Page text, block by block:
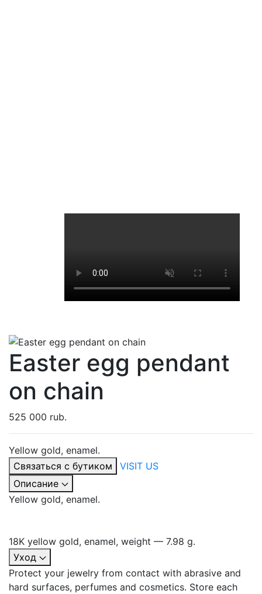
Easter egg pendant
on chain
525 000 rub.
Yellow gold, enamel.
Связаться с бутиком
VISIT US
Описание
Yellow gold, enamel.
18K yellow gold, enamel, weight — 7.98 g.
Уход
Protect your jewelry from contact with abrasive and
hard surfaces, perfumes and cosmetics. Store each